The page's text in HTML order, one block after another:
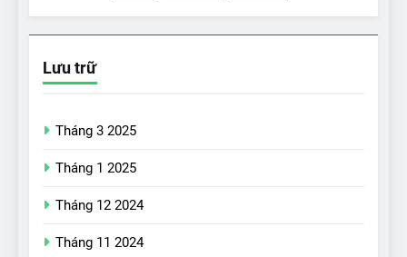
Lưu trữ
Tháng 3 2025
Tháng 1 2025
Tháng 12 2024
Tháng 11 2024